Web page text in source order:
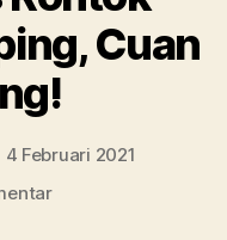
2021”
Cuan
4 Februari 2021
pada